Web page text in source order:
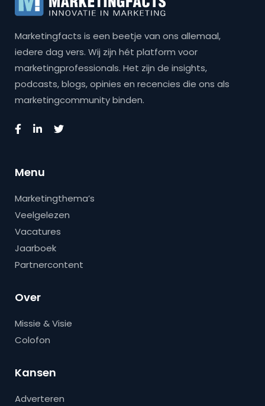
Marketingfacts is een beetje van ons allemaal,
iedere dag vers. Wij zijn hét platform voor
marketingprofessionals. Het zijn de insights,
podcasts, blogs, opinies en recencies die ons als
marketingcommunity binden.
Menu
Marketingthema’s
Veelgelezen
Vacatures
Jaarboek
Partnercontent
Over
Missie & Visie
Colofon
Kansen
Adverteren